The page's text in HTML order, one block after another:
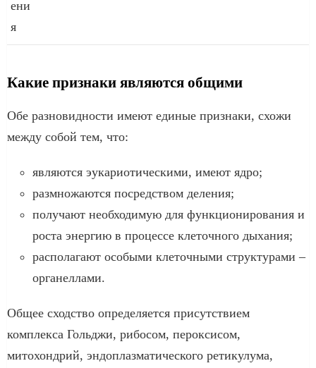
ени
я
Какие признаки являются общими
Обе разновидности имеют единые признаки, схожи
между собой тем, что:
являются эукариотическими, имеют ядро;
размножаются посредством деления;
получают необходимую для функционирования и
роста энергию в процессе клеточного дыхания;
располагают особыми клеточными структурами –
органеллами.
Общее сходство определяется присутствием
комплекса Гольджи, рибосом, пероксисом,
митохондрий, эндоплазматического ретикулума,